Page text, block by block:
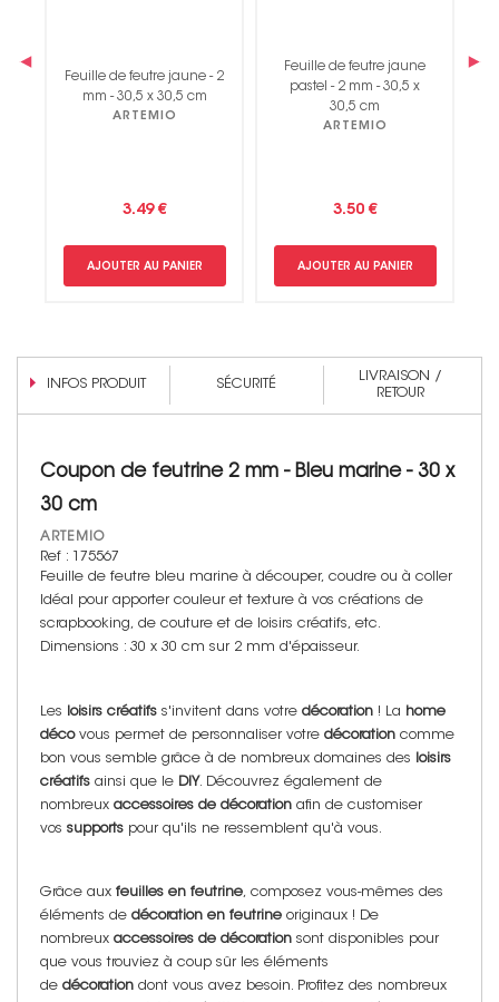
Feuille de feutre jaune - 2
mm - 30,5 x 30,5 cm
ARTEMIO
3.49 €
AJOUTER AU PANIER
Feuille de feutre jaune
pastel - 2 mm - 30,5 x
30,5 cm
ARTEMIO
3.50 €
AJOUTER AU PANIER
‹ ›
INFOS PRODUIT SÉCURITÉ
LIVRAISON /
RETOUR
Coupon de feutrine 2 mm - Bleu marine - 30 x
30 cm
ARTEMIO
Ref : 175567
Feuille de feutre bleu marine à découper, coudre ou à coller
Idéal pour apporter couleur et texture à vos créations de
scrapbooking, de couture et de loisirs créatifs, etc.
Dimensions : 30 x 30 cm sur 2 mm d'épaisseur.
Les loisirs créatifs s'invitent dans votre décoration ! La home
décovous permet de personnaliser votre décoration comme
bon vous semble grâce à de nombreux domaines des
loisirs
créatifs ainsi que le DIY. Découvrez également de
nombreux accessoires de décoration afin de customiser
vos supports pour qu'ils ne ressemblent qu'à vous.
Grâce aux feuilles en feutrine, composez vous-mêmes des
éléments de décoration en feutrine originaux ! De
nombreux accessoires de décoration sont disponibles pour
que vous trouviez à coup sûr les éléments
de décoration dont vous avez besoin. Profitez des nombreux